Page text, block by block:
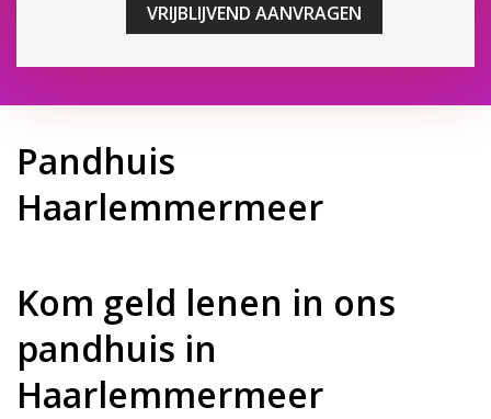
VRIJBLIJVEND AANVRAGEN
Pandhuis
Haarlemmermeer
Kom geld lenen in ons
pandhuis in
Haarlemmermeer